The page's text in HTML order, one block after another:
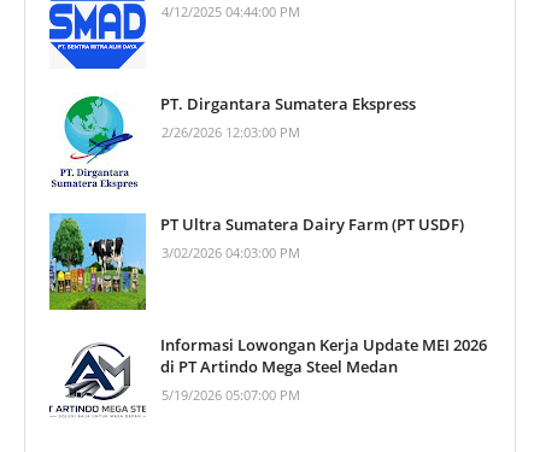
4/12/2025 04:44:00 PM
PT. Dirgantara Sumatera Ekspress
2/26/2026 12:03:00 PM
PT Ultra Sumatera Dairy Farm (PT USDF)
3/02/2026 04:03:00 PM
Informasi Lowongan Kerja Update MEI 2026
di PT Artindo Mega Steel Medan
5/19/2026 05:07:00 PM